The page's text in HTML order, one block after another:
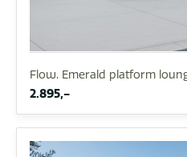
Flow. Emerald platform
2.895,-